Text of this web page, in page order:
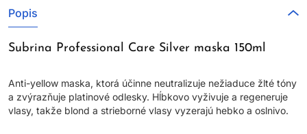
Popis
Subrina Professional Care Silver maska 150ml
Anti-yellow maska, ktorá účinne neutralizuje nežiaduce žlté tóny
a zvýrazňuje platinové odlesky. Hĺbkovo vyživuje a regeneruje
vlasy, takže blond a strieborné vlasy vyzerajú hebko a oslnivo.